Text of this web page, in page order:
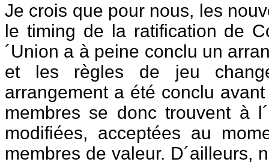
Je crois que pour nous, les
le timing de la ratification de
´Union a à peine conclu un
et les règles de jeu
arrangement a été conclu
membres se donc trouvent à
modifiées, acceptées au
membres de valeur. D´ailleurs,